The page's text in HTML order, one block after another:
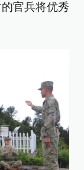
官兵将优秀